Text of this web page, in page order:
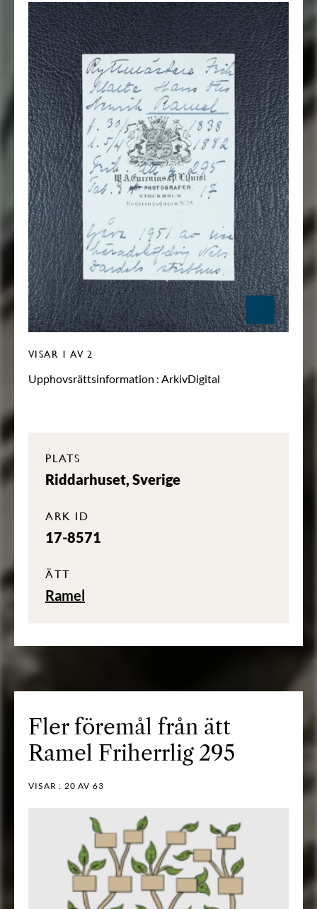
VISAR 1 AV 2
Upphovsrättsinformation : ArkivDigital
PLATS
Riddarhuset, Sverige
ARK ID
17-8571
ÄTT
Ramel
Fler föremål från ätt
Ramel Friherrlig 295
VISAR : 20 AV 63